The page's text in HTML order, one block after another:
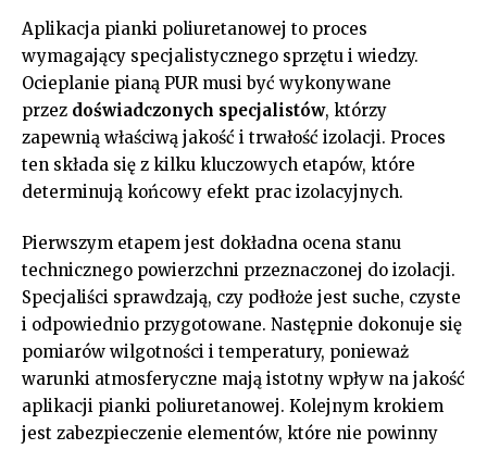
Aplikacja pianki poliuretanowej to proces
wymagający specjalistycznego sprzętu i wiedzy.
Ocieplanie pianą PUR musi być wykonywane
przez doświadczonych specjalistów, którzy
zapewnią właściwą jakość i trwałość izolacji. Proces
ten składa się z kilku kluczowych etapów, które
determinują końcowy efekt prac izolacyjnych.
Pierwszym etapem jest dokładna ocena stanu
technicznego powierzchni przeznaczonej do izolacji.
Specjaliści sprawdzają, czy podłoże jest suche, czyste
i odpowiednio przygotowane. Następnie dokonuje się
pomiarów wilgotności i temperatury, ponieważ
warunki atmosferyczne mają istotny wpływ na jakość
aplikacji pianki poliuretanowej. Kolejnym krokiem
jest zabezpieczenie elementów, które nie powinny